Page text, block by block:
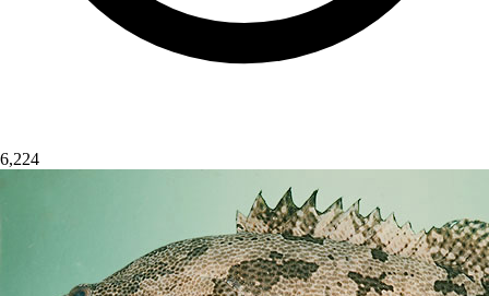
6,224